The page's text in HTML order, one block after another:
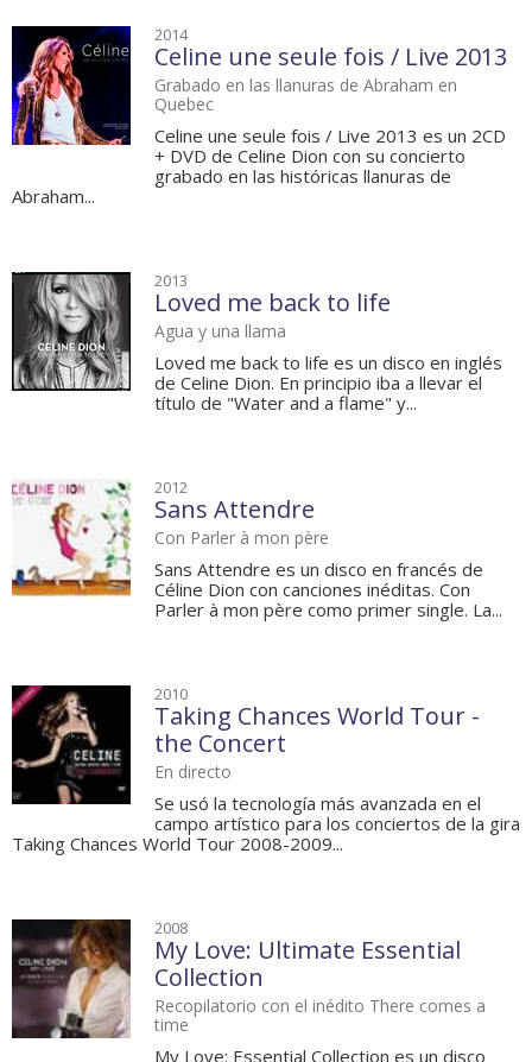
2014
Celine une seule fois / Live 2013
Grabado en las llanuras de Abraham en
Quebec
Celine une seule fois / Live 2013 es un 2CD
+ DVD de Celine Dion con su concierto
grabado en las históricas llanuras de
Abraham...
2013
Loved me back to life
Agua y una llama
Loved me back to life es un disco en inglés
de Celine Dion. En principio iba a llevar el
título de "Water and a flame" y...
2012
Sans Attendre
Con Parler à mon père
Sans Attendre es un disco en francés de
Céline Dion con canciones inéditas. Con
Parler à mon père como primer single. La...
2010
Taking Chances World Tour -
the Concert
En directo
Se usó la tecnología más avanzada en el
campo artístico para los conciertos de la gira
Taking Chances World Tour 2008-2009...
2008
My Love: Ultimate Essential
Collection
Recopilatorio con el inédito There comes a
time
My Love: Essential Collection es un disco